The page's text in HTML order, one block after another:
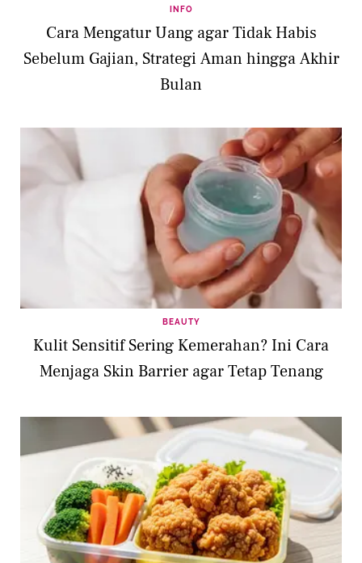
INFO
Cara Mengatur Uang agar Tidak Habis
Sebelum Gajian, Strategi Aman hingga Akhir
Bulan
BEAUTY
Kulit Sensitif Sering Kemerahan? Ini Cara
Menjaga Skin Barrier agar Tetap Tenang